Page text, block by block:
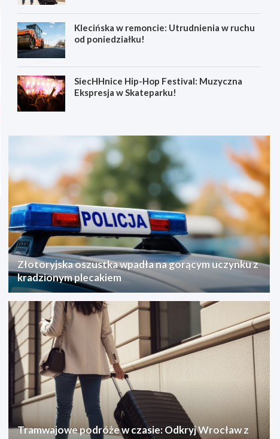
Klecińska w remoncie: Utrudnienia w ruchu
od poniedziałku!
SiecHHnice Hip-Hop Festival: Muzyczna
Ekspresja w Skateparku!
Złotoryjska oszustka wpadła na gorącym uczynku z
kradzionym plecakiem
Tramwajowe podróże w czasie: Odkryj Wrocław z